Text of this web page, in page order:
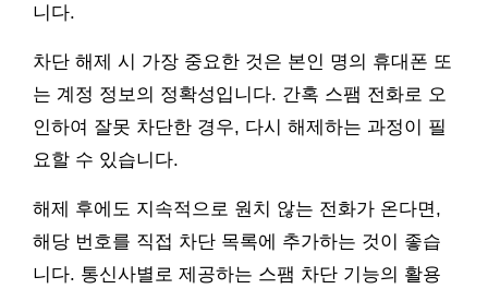
니다.
차단 해제 시 가장 중요한 것은 본인 명의 휴대폰 또
는 계정 정보의 정확성입니다. 간혹 스팸 전화로 오
인하여 잘못 차단한 경우, 다시 해제하는 과정이 필
요할 수 있습니다.
해제 후에도 지속적으로 원치 않는 전화가 온다면,
해당 번호를 직접 차단 목록에 추가하는 것이 좋습
니다. 통신사별로 제공하는 스팸 차단 기능의 활용